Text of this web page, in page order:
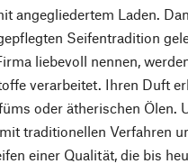
angegliedertem Laden.
Seifentradition
liebevoll nennen,
verarbeitet. Ihren Duft
oder ätherischen Ölen.
traditionellen Verfahren
einer Qualität, die bis